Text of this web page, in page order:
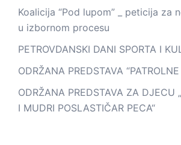
Koalicija “Pod lupom” _ peticija za
u izbornom procesu
PETROVDANSKI DANI SPORTA I
ODRŽANA PREDSTAVA
ODRŽANA PREDSTAVA ZA DJECU
I MUDRI POSLASTIČAR PECA“